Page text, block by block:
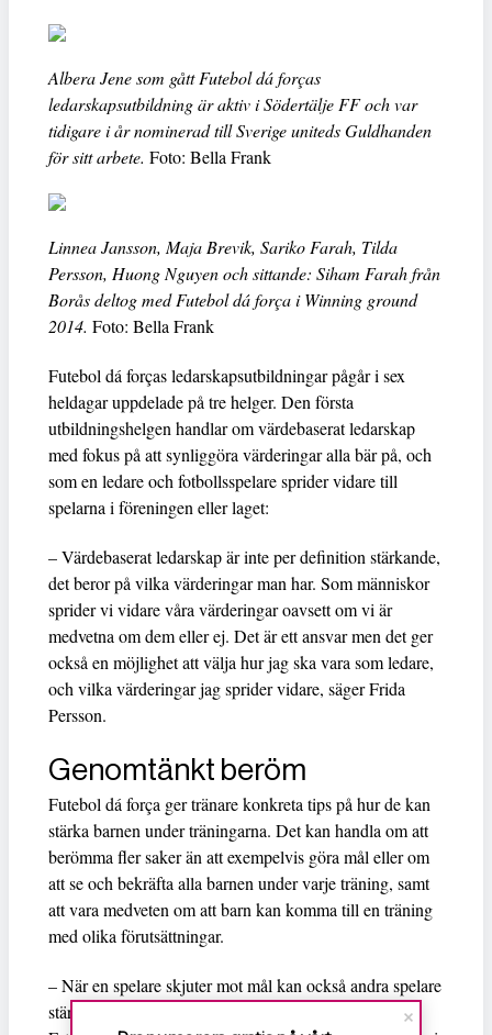
Albera Jene som gått Futebol dá forças
ledarskapsutbildning är aktiv i Södertälje FF och var
tidigare i år nominerad till Sverige uniteds Guldhanden
för sitt arbete. Foto: Bella Frank
Linnea Jansson, Maja Brevik, Sariko Farah, Tilda
Persson, Huong Nguyen och sittande: Siham Farah från
Borås deltog med Futebol dá força i Winning ground
2014. Foto: Bella Frank
Futebol dá forças ledarskapsutbildningar pågår i sex
heldagar uppdelade på tre helger. Den första
utbildningshelgen handlar om värdebaserat ledarskap
med fokus på att synliggöra värderingar alla bär på, och
som en ledare och fotbollsspelare sprider vidare till
spelarna i föreningen eller laget:
– Värdebaserat ledarskap är inte per definition stärkande,
det beror på vilka värderingar man har. Som människor
sprider vi vidare våra värderingar oavsett om vi är
medvetna om dem eller ej. Det är ett ansvar men det ger
också en möjlighet att välja hur jag ska vara som ledare,
och vilka värderingar jag sprider vidare, säger Frida
Persson.
Genomtänkt beröm
Futebol dá força ger tränare konkreta tips på hur de kan
stärka barnen under träningarna. Det kan handla om att
berömma fler saker än att exempelvis göra mål eller om
att se och bekräfta alla barnen under varje träning, samt
att vara medveten om att barn kan komma till en träning
med olika förutsättningar.
– När en spelare skjuter mot mål kan också andra spelare
stärkas: ”vad bra att du tog löpningen på kanten så